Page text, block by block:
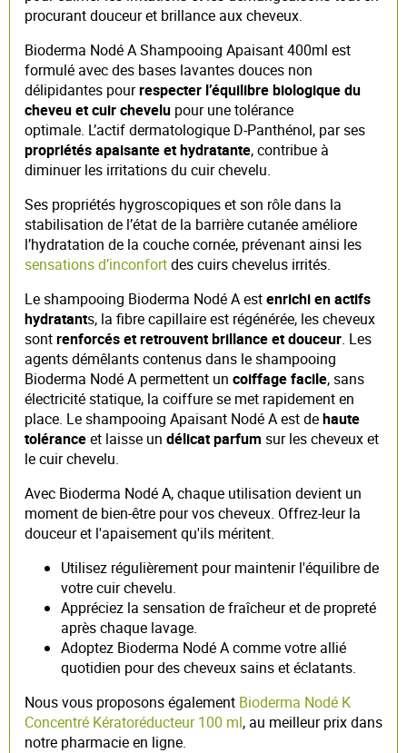
procurant douceur et brillance aux cheveux.
Bioderma Nodé A Shampooing Apaisant 400ml est
formulé avec des bases lavantes douces non
délipidantes pourrespecter l’équilibre biologique du
cheveu et cuir chevelu pour une tolérance
optimale. L’actif dermatologique D-Panthénol, par ses
propriétés apaisante et hydratante, contribue à
diminuer les irritations du cuir chevelu.
Ses propriétés hygroscopiques et son rôle dans la
stabilisation de l’état de la barrière cutanée améliore
l’hydratation de la couche cornée, prévenant ainsi les
sensations d’inconfortdes cuirs chevelus irrités.
Le shampooing Bioderma Nodé A estenrichi en actifs
hydratants, la fibre capillaire est régénérée, les cheveux
sontrenforcés et retrouvent brillance et douceur. Les
agents démêlants contenus dans le shampooing
Bioderma Nodé A permettent un coiffage facile, sans
électricité statique, la coiffure se met rapidement en
place. Le shampooing Apaisant Nodé A est dehaute
toléranceet laisse un délicat parfum sur les cheveux et
le cuir chevelu.
Avec Bioderma Nodé A, chaque utilisation devient un
moment de bien-être pour vos cheveux. Offrez-leur la
douceur et l'apaisement qu'ils méritent.
Utilisez régulièrement pour maintenir l'équilibre de
votre cuir chevelu.
Appréciez la sensation de fraîcheur et de propreté
après chaque lavage.
Adoptez Bioderma Nodé A comme votre allié
quotidien pour des cheveux sains et éclatants.
Nous vous proposons également Bioderma Nodé K
Concentré Kératoréducteur 100 ml, au meilleur prix dans
notre pharmacie en ligne.